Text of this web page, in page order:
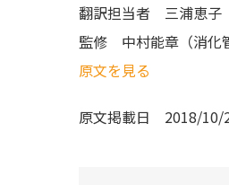
翻訳担当者 三浦恵子
監修 中村能章（消化
原文を見る
原文掲載日 2018/10/